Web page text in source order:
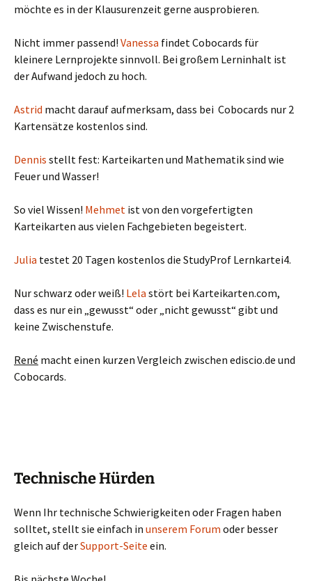
möchte es in der Klausurenzeit gerne ausprobieren.
Nicht immer passend! Vanessa findet Cobocards für
kleinere Lernprojekte sinnvoll. Bei großem Lerninhalt ist
der Aufwand jedoch zu hoch.
Astrid macht darauf aufmerksam, dass bei Cobocards nur 2
Kartensätze kostenlos sind.
Dennis stellt fest: Karteikarten und Mathematik sind wie
Feuer und Wasser!
So viel Wissen! Mehmet ist von den vorgefertigten
Karteikarten aus vielen Fachgebieten begeistert.
Julia testet 20 Tagen kostenlos die StudyProf Lernkartei4.
Nur schwarz oder weiß! Lela stört bei Karteikarten.com,
dass es nur ein „gewusst“ oder „nicht gewusst“ gibt und
keine Zwischenstufe.
René macht einen kurzen Vergleich zwischen ediscio.de und
Cobocards.
Technische Hürden
Wenn Ihr technische Schwierigkeiten oder Fragen haben
solltet, stellt sie einfach in unserem Forum oder besser
gleich auf derSupport-Seite ein.